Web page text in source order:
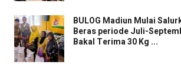
BULOG Madiun Mulai
Beras periode Juli-
Bakal Terima 30 Kg ...